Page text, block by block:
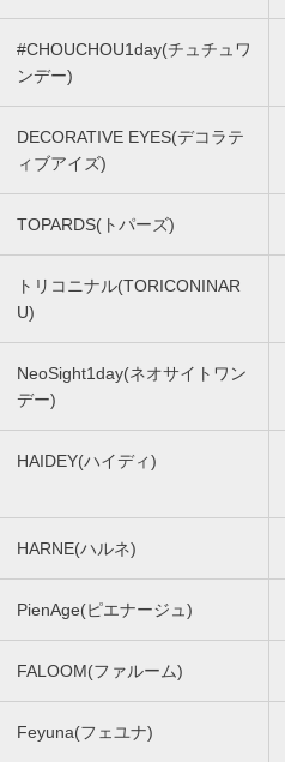
#CHOUCHOU1day(チュチュワ
ンデー)
DECORATIVE EYES(デコラテ
ィブアイズ)
TOPARDS(トパーズ)
トリコニナル(TORICONINAR
U)
NeoSight1day(ネオサイトワン
デー)
HAIDEY(ハイディ)
HARNE(ハルネ)
PienAge(ピエナージュ)
FALOOM(ファルーム)
Feyuna(フェユナ)